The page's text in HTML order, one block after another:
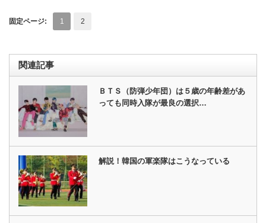
固定ページ: 1 2
関連記事
ＢＴＳ（防弾少年団）は５歳の年齢差があ
っても同時入隊が最良の選択…
解説！韓国の軍楽隊はこうなっている